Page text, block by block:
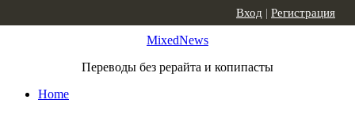
MixedNews
Переводы без рерайта и копипасты
Home
Вход | Регистрация